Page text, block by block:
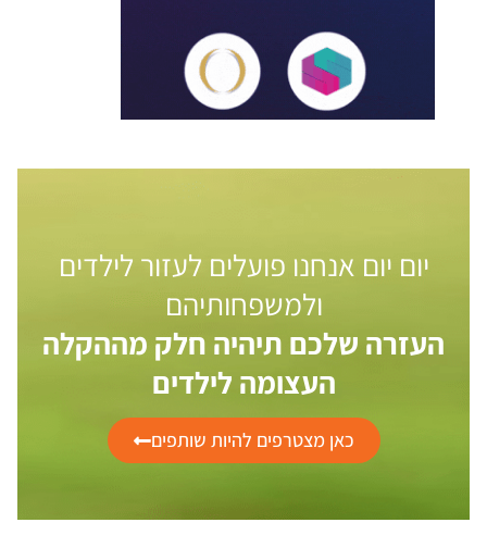
יום יום אנחנו פועלים לעזור לילדים
ולמשפחותיהם
העזרה שלכם תיהיה חלק מההקלה
העצומה לילדים
כאן מצטרפים להיות שותפים